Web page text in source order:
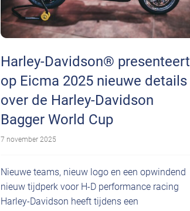
Harley-Davidson® presenteert
op Eicma 2025 nieuwe details
over de Harley-Davidson
Bagger World Cup
7 november 2025
Nieuwe teams, nieuw logo en een opwindend
nieuw tijdperk voor H-D performance racing
Harley-Davidson heeft tijdens een